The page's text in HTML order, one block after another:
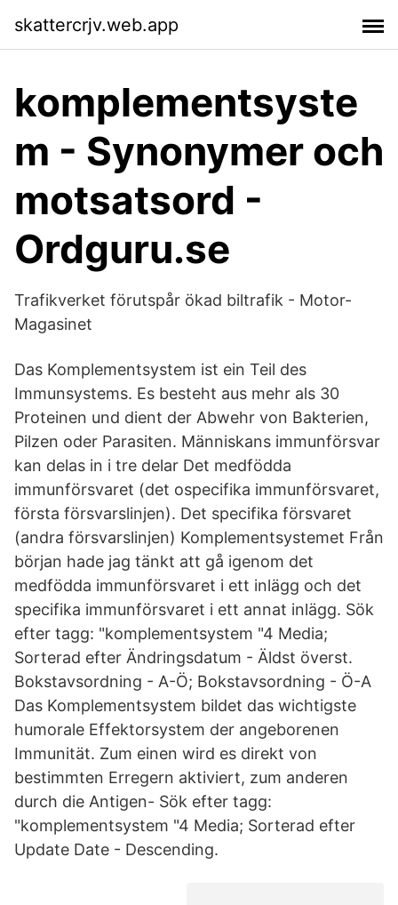
skattercrjv.web.app
komplementsyste
m - Synonymer och
motsatsord -
Ordguru.se
Trafikverket förutspår ökad biltrafik - Motor-
Magasinet
Das Komplementsystem ist ein Teil des
Immunsystems. Es besteht aus mehr als 30
Proteinen und dient der Abwehr von Bakterien,
Pilzen oder Parasiten. Människans immunförsvar
kan delas in i tre delar Det medfödda
immunförsvaret (det ospecifika immunförsvaret,
första försvarslinjen). Det specifika försvaret
(andra försvarslinjen) Komplementsystemet Från
början hade jag tänkt att gå igenom det
medfödda immunförsvaret i ett inlägg och det
specifika immunförsvaret i ett annat inlägg. Sök
efter tagg: "komplementsystem "4 Media;
Sorterad efter Ändringsdatum - Äldst överst.
Bokstavsordning - A-Ö; Bokstavsordning - Ö-A
Das Komplementsystem bildet das wichtigste
humorale Effektorsystem der angeborenen
Immunität. Zum einen wird es direkt von
bestimmten Erregern aktiviert, zum anderen
durch die Antigen- Sök efter tagg:
"komplementsystem "4 Media; Sorterad efter
Update Date - Descending.